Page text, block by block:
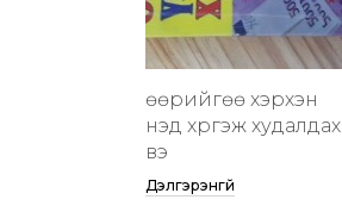
өөрийгөө хэрхэн
үнэд хүргэж худалдах
вэ
Дэлгэрэнгүй